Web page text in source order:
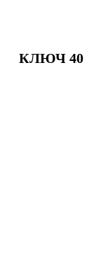
КЛЮЧ 40